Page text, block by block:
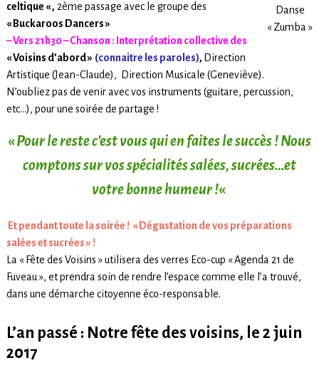
Danse
« Zumba »
celtique « , 2ème passage avec le groupe des
« Buckaroos Dancers »
– Vers 21h30 – Chanson : Interprétation collective des
« Voisins d’abord » (connaitre les paroles), Direction
Artistique (Jean-Claude), Direction Musicale (Geneviève).
N’oubliez pas de venir avec vos instruments (guitare, percussion,
etc…), pour une soirée de partage !
«Pour le reste c’est vous qui en faites le succès ! Nous
comptons sur vos spécialités salées, sucrées…et
votre bonne humeur !«
Et pendant toute la soirée ! « Dégustation de vos préparations
salées et sucrées » !
La « Fête des Voisins » utilisera des verres Eco-cup « Agenda 21 de
Fuveau », et prendra soin de rendre l’espace comme elle l’a trouvé,
dans une démarche citoyenne éco-responsable.
L’an passé : Notre fête des voisins, le 2 juin
2017